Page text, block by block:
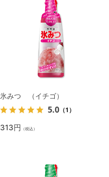
氷みつ （イチゴ）
5.0 （1）
313円 （税込）